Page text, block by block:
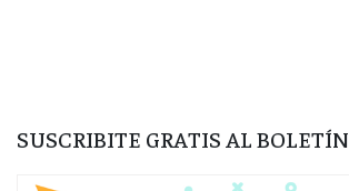
SUSCRIBITE GRATIS AL BOLETÍN